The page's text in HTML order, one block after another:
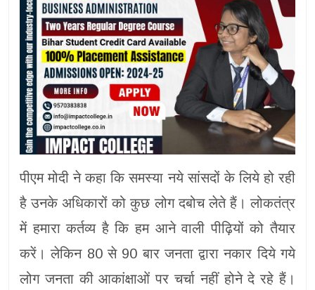
पीएम मोदी ने कहा कि समस्या नये सांसदों के लिये हो रही
है उनके अधिकारों को कुछ लोग दबोच लेते हैं। लोकतंत्र
में हमारा कर्तव्य है कि हम आने वाली पीढ़ियों को तैयार
करें। लेकिन 80 से 90 बार जनता द्वारा नकार दिये गये
लोग जनता की आकांक्षाओं पर चर्चा नहीं होने दे रहे हैं।